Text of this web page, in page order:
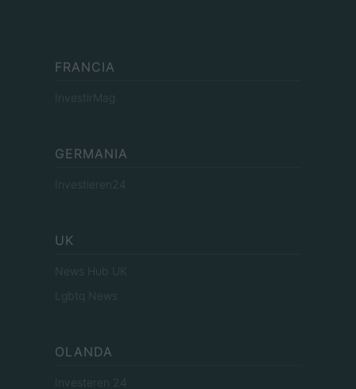
FRANCIA
InvestirMag
GERMANIA
Investieren24
UK
News Hub UK
Lgbtq News
OLANDA
Investeren 24